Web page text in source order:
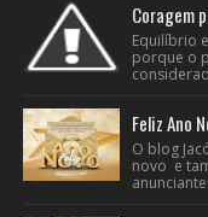
Coragem
Equilíbrio
porque o
Feliz Ano
O blog
novo e